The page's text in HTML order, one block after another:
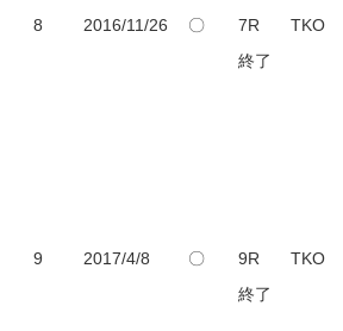
8 2016/11/26 〇
7R
終了
TKO
9 2017/4/8 〇
9R
終了
TKO